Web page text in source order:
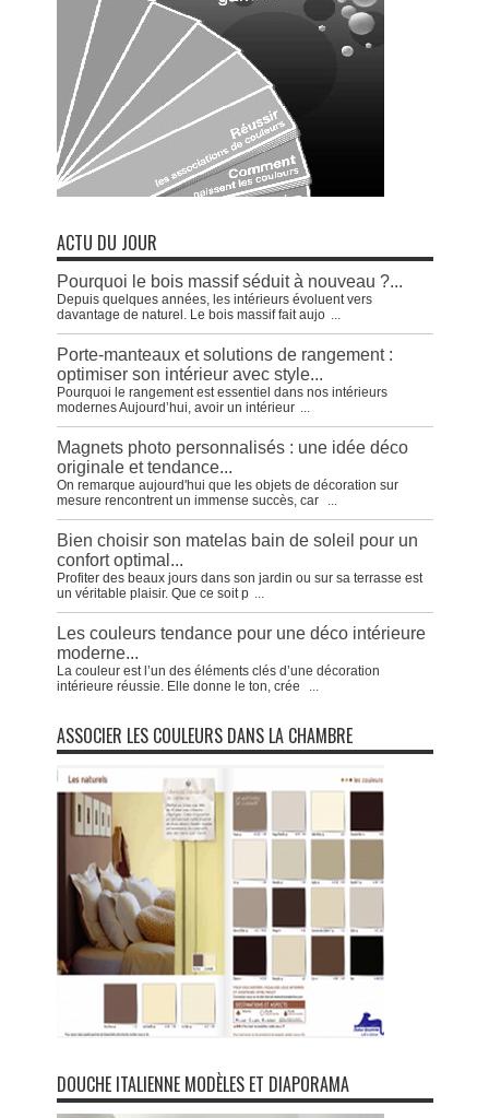
ACTU DU JOUR
Pourquoi le bois massif séduit à nouveau ?...
Depuis quelques années, les intérieurs évoluent vers
davantage de naturel. Le bois massif fait aujo ...
Porte-manteaux et solutions de rangement :
optimiser son intérieur avec style...
Pourquoi le rangement est essentiel dans nos intérieurs
modernes Aujourd’hui, avoir un intérieur ...
Magnets photo personnalisés : une idée déco
originale et tendance...
On remarque aujourd'hui que les objets de décoration sur
mesure rencontrent un immense succès, car
...
Bien choisir son matelas bain de soleil pour un
confort optimal...
Profiter des beaux jours dans son jardin ou sur sa terrasse est
un véritable plaisir. Que ce soit p ...
Les couleurs tendance pour une déco intérieure
moderne...
La couleur est l’un des éléments clés d’une décoration
intérieure réussie. Elle donne le ton, crée
...
ASSOCIER LES COULEURS DANS LA CHAMBRE
DOUCHE ITALIENNE MODÈLES ET DIAPORAMA